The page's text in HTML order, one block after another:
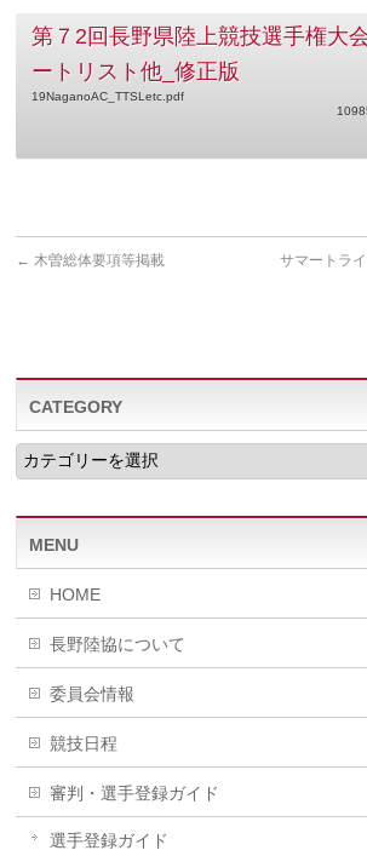
第７2回長野県陸上競技選手権大
ートリスト他_修正版
19NaganoAC_TTSLetc.pdf
← 木曽総体要項等掲載
サマートラ
CATEGORY
CATEGORY
MENU
HOME
長野陸協について
委員会情報
競技日程
審判・選手登録ガイド
選手登録ガイド